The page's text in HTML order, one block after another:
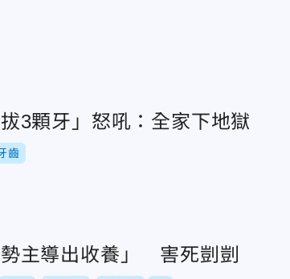
3顆牙」怒吼：全家下地獄
齒
主導出收養」 害死剴剴